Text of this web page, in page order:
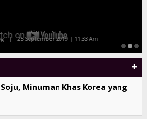
dan Marinka
| 25 September 2019 | 11:33 Am
+
Minuman Khas Korea yang